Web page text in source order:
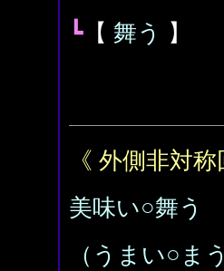
┗ 【 舞う 】
《 外側非対称
美味い○舞う
（うまい○まう